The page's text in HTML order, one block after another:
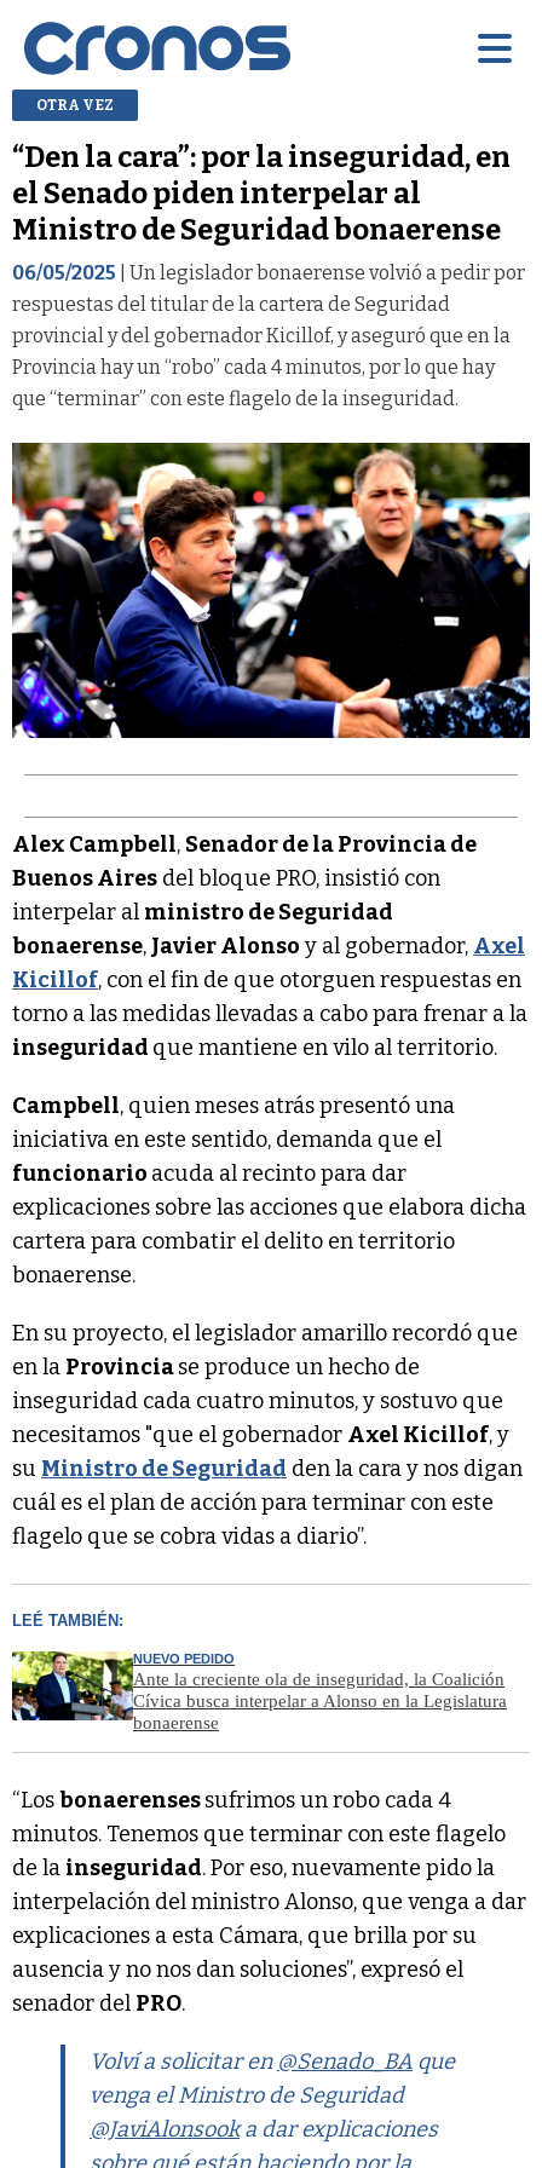
OTRA VEZ
“Den la cara”: por la inseguridad, en
el Senado piden interpelar al
Ministro de Seguridad bonaerense
06/05/2025 | Un legislador bonaerense volvió a pedir por
respuestas del titular de la cartera de Seguridad
provincial y del gobernador Kicillof, y aseguró que en la
Provincia hay un “robo” cada 4 minutos, por lo que hay
que “terminar” con este flagelo de la inseguridad.
Alex Campbell, Senador de la Provincia de
Buenos Aires del bloque PRO, insistió con
interpelar al ministro de Seguridad
bonaerense, Javier Alonso y al gobernador, Axel
Kicillof, con el fin de que otorguen respuestas en
torno a las medidas llevadas a cabo para frenar a la
inseguridad que mantiene en vilo al territorio.
Campbell, quien meses atrás presentó una
iniciativa en este sentido, demanda que el
funcionario acuda al recinto para dar
explicaciones sobre las acciones que elabora dicha
cartera para combatir el delito en territorio
bonaerense.
En su proyecto, el legislador amarillo recordó que
en la Provinciase produce un hecho de
inseguridad cada cuatro minutos, y sostuvo que
necesitamos "que el gobernador Axel Kicillof, y
su Ministro de Seguridad den la cara y nos digan
cuál es el plan de acción para terminar con este
flagelo que se cobra vidas a diario”.
LEÉ TAMBIÉN:
NUEVO PEDIDO
Ante la creciente ola de inseguridad, la Coalición
Cívica busca interpelar a Alonso en la Legislatura
bonaerense
“Losbonaerensessufrimos un robo cada 4
minutos. Tenemos que terminar con este flagelo
de la inseguridad. Por eso, nuevamente pido la
interpelación del ministro Alonso, que venga a dar
explicaciones a esta Cámara, que brilla por su
ausencia y no nos dan soluciones”, expresó el
senador del PRO.
Volví a solicitar en @Senado_BA que
venga el Ministro de Seguridad
@JaviAlonsooka dar explicaciones